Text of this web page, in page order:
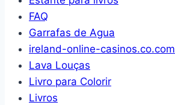
FAQ
Garrafas de Agua
ireland-online-casinos.co.com
Lava Louças
Livro para Colorir
Livros